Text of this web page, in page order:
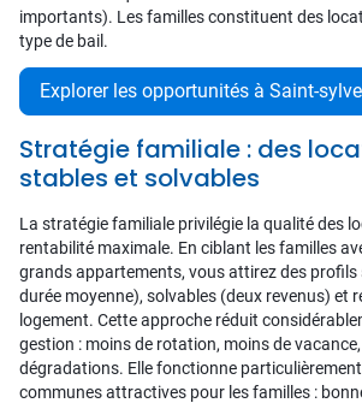
importants). Les familles constituent des
type de bail.
Explorer les opportunités à Saint-
Stratégie familiale : des
stables et solvables
La stratégie familiale privilégie la qualité des
rentabilité maximale. En ciblant les familles
grands appartements, vous attirez des profils
durée moyenne), solvables (deux revenus) et
logement. Cette approche réduit
gestion : moins de rotation, moins de
dégradations. Elle fonctionne
communes attractives pour les familles :